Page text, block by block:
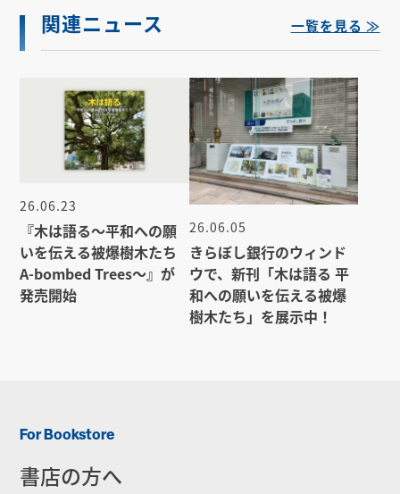
関連ニュース 一覧を見る ≫
26.06.23
『木は語る〜平和への願
いを伝える被爆樹木たち
A-bombed Trees〜』が
発売開始
26.06.05
きらぼし銀行のウィンド
ウで、新刊「木は語る 平
和への願いを伝える被爆
樹木たち」を展示中！
For Bookstore
書店の方へ